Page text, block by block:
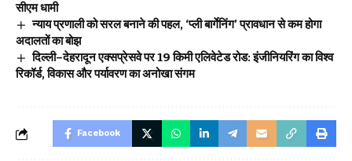
सीएम धामी
न्याय प्रणाली को सरल बनाने की पहल, ‘प्ली बार्गेनिंग’ प्रावधान से कम होगा
अदालतों का बोझ
दिल्ली–देहरादून एक्सप्रेसवे पर 19 किमी एलिवेटेड रोड: इंजीनियरिंग का विश्व
रिकॉर्ड, विकास और पर्यावरण का अनोखा संगम
Facebook